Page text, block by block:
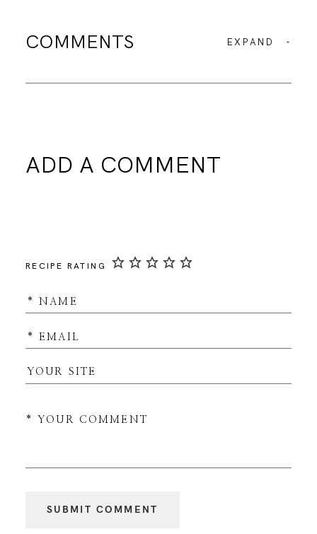
COMMENTS EXPAND -
ADD A COMMENT
RECIPE RATING